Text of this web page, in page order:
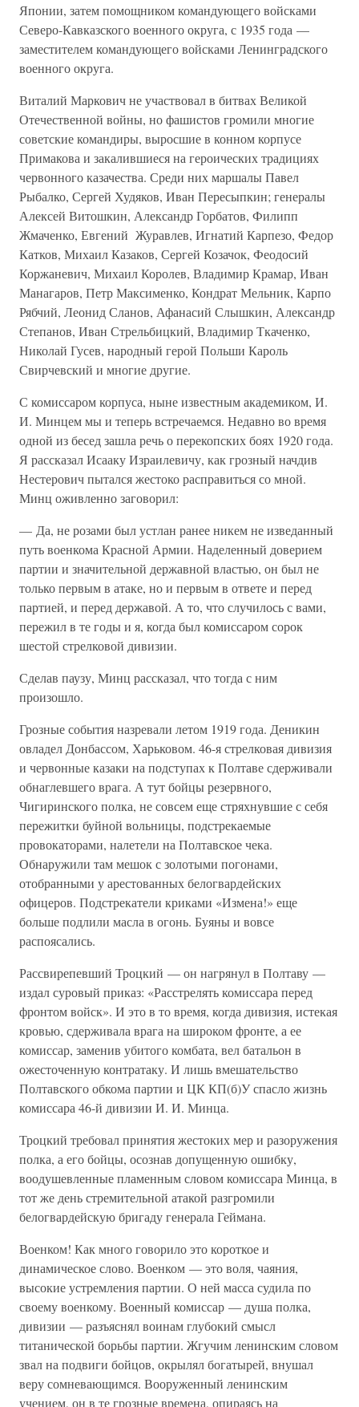
Японии, затем помощником командующего войсками
Северо-Кавказского военного округа, с 1935 года —
заместителем командующего войсками Ленинградского
военного округа.
Виталий Маркович не участвовал в битвах Великой
Отечественной войны, но фашистов громили многие
советские командиры, выросшие в конном корпусе
Примакова и закалившиеся на героических традициях
червонного казачества. Среди них маршалы Павел
Рыбалко, Сергей Худяков, Иван Пересыпкин; генералы
Алексей Витошкин, Александр Горбатов, Филипп
Жмаченко, Евгений Журавлев, Игнатий Карпезо, Федор
Катков, Михаил Казаков, Сергей Козачок, Феодосий
Коржаневич, Михаил Королев, Владимир Крамар, Иван
Манагаров, Петр Максименко, Кондрат Мельник, Карпо
Рябчий, Леонид Сланов, Афанасий Слышкин, Александр
Степанов, Иван Стрельбицкий, Владимир Ткаченко,
Николай Гусев, народный герой Польши Кароль
Свирчевский и многие другие.
С комиссаром корпуса, ныне известным академиком, И.
И. Минцем мы и теперь встречаемся. Недавно во время
одной из бесед зашла речь о перекопских боях 1920 года.
Я рассказал Исааку Израилевичу, как грозный начдив
Нестерович пытался жестоко расправиться со мной.
Минц оживленно заговорил:
— Да, не розами был устлан ранее никем не изведанный
путь военкома Красной Армии. Наделенный доверием
партии и значительной державной властью, он был не
только первым в атаке, но и первым в ответе и перед
партией, и перед державой. А то, что случилось с вами,
пережил в те годы и я, когда был комиссаром сорок
шестой стрелковой дивизии.
Сделав паузу, Минц рассказал, что тогда с ним
произошло.
Грозные события назревали летом 1919 года. Деникин
овладел Донбассом, Харьковом. 46-я стрелковая дивизия
и червонные казаки на подступах к Полтаве сдерживали
обнаглевшего врага. А тут бойцы резервного,
Чигиринского полка, не совсем еще стряхнувшие с себя
пережитки буйной вольницы, подстрекаемые
провокаторами, налетели на Полтавское чека.
Обнаружили там мешок с золотыми погонами,
отобранными у арестованных белогвардейских
офицеров. Подстрекатели криками «Измена!» еще
больше подлили масла в огонь. Буяны и вовсе
распоясались.
Рассвирепевший Троцкий — он нагрянул в Полтаву —
издал суровый приказ: «Расстрелять комиссара перед
фронтом войск». И это в то время, когда дивизия, истекая
кровью, сдерживала врага на широком фронте, а ее
комиссар, заменив убитого комбата, вел батальон в
ожесточенную контратаку. И лишь вмешательство
Полтавского обкома партии и ЦК КП(б)У спасло жизнь
комиссара 46-й дивизии И. И. Минца.
Троцкий требовал принятия жестоких мер и разоружения
полка, а его бойцы, осознав допущенную ошибку,
воодушевленные пламенным словом комиссара Минца, в
тот же день стремительной атакой разгромили
белогвардейскую бригаду генерала Геймана.
Военком! Как много говорило это короткое и
динамическое слово. Военком — это воля, чаяния,
высокие устремления партии. О ней масса судила по
своему военкому. Военный комиссар — душа полка,
дивизии — разъяснял воинам глубокий смысл
титанической борьбы партии. Жгучим ленинским словом
звал на подвиги бойцов, окрылял богатырей, внушал
веру сомневающимся. Вооруженный ленинским
учением, он в те грозные времена, опираясь на